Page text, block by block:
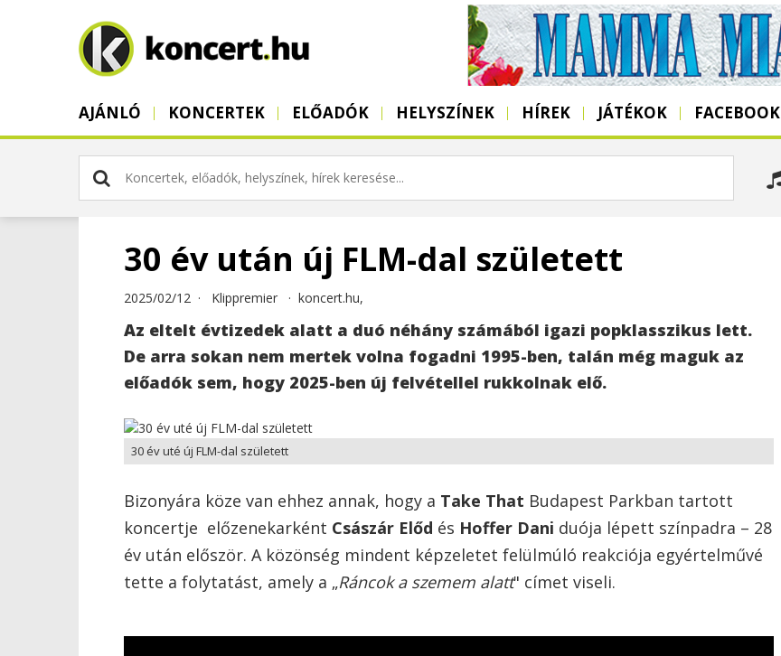
AJÁNLÓ KONCERTEK ELŐADÓK HELYSZÍNEK HÍREK JÁTÉKOK FACEBOOK
30 év után új FLM-dal született
2025/02/12 · Klippremier · koncert.hu,
Az eltelt évtizedek alatt a duó néhány számából igazi popklasszikus lett.
De arra sokan nem mertek volna fogadni 1995-ben, talán még maguk az
előadók sem, hogy 2025-ben új felvétellel rukkolnak elő.
30 év uté új FLM-dal született
Bizonyára köze van ehhez annak, hogy a Take That Budapest Parkban tartott
koncertje előzenekarként Császár Előd és Hoffer Dani duója lépett színpadra – 28
év után először. A közönség mindent képzeletet felülmúló reakciója egyértelművé
tette a folytatást, amely a „Ráncok a szemem alatt" címet viseli.